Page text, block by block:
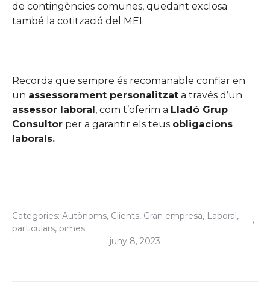
de contingències comunes, quedant exclosa
també la cotització del MEI.
Recorda que sempre és recomanable confiar en
un assessorament personalitzat a través d’un
assessor laboral, com t’oferim a Lladó Grup
Consultor per a garantir els teus obligacions
laborals.
Categories: Autònoms, Clients, Gran empresa, Laboral,
particulars, pimes
juny 8, 2023